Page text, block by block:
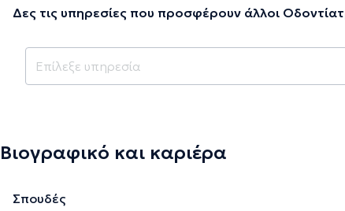
Δες τις υπηρεσίες που προσφέρουν άλλοι
Βιογραφικό και καριέρα
Σπουδές